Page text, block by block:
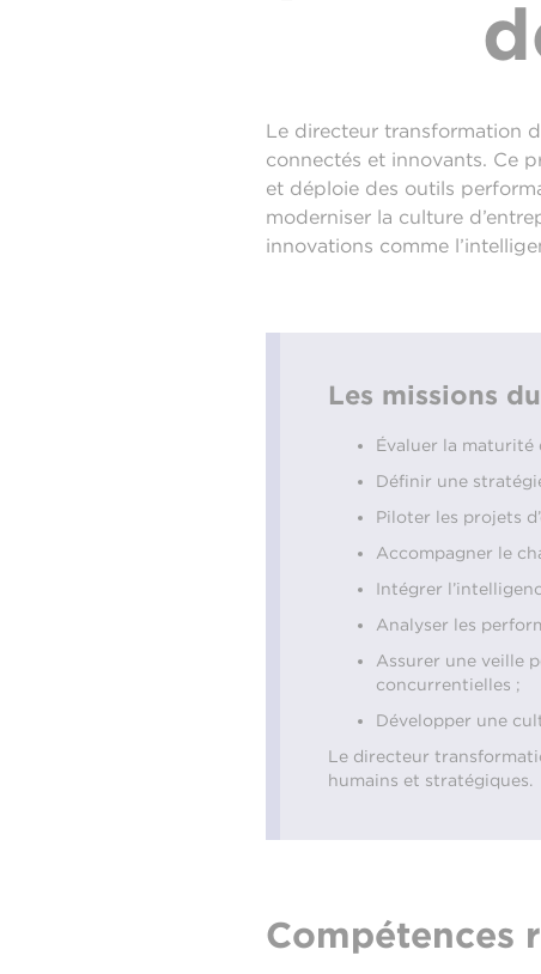
Le directeur transformation
connectés et innovants. Ce
et déploie des outils
moderniser la culture
innovations comme
Les missions
Évaluer la maturité
Définir une
Piloter les projets
Accompagner le
Intégrer
Analyser les
Assurer une veille
concurrentielles ;
Développer une
Le directeur
humains et stratégiques.
Compétences